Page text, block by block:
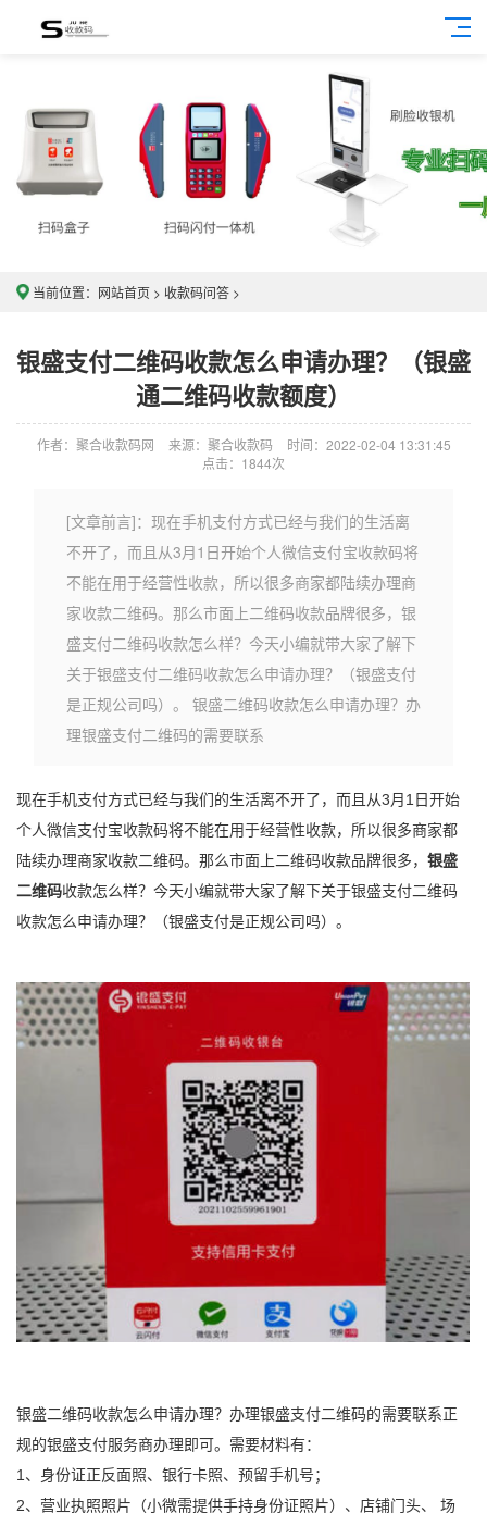
当前位置： 网站首页 > 收款码问答 >
银盛支付二维码收款怎么申请办理？（银盛
通二维码收款额度）
作者：聚合收款码网 来源：聚合收款码
时间：2022-02-04 13:31:45
点击：1844次
[文章前言]：现在手机支付方式已经与我们的生活离
不开了，而且从3月1日开始个人微信支付宝收款码将
不能在用于经营性收款，所以很多商家都陆续办理商
家收款二维码。那么市面上二维码收款品牌很多，银
盛支付二维码收款怎么样？今天小编就带大家了解下
关于银盛支付二维码收款怎么申请办理？（银盛支付
是正规公司吗）。 银盛二维码收款怎么申请办理？办
理银盛支付二维码的需要联系
现在手机支付方式已经与我们的生活离不开了，而且从3月1日开始
个人微信支付宝收款码将不能在用于经营性收款，所以很多商家都
陆续办理商家收款二维码。那么市面上二维码收款品牌很多， 银盛
二维码收款怎么样？今天小编就带大家了解下关于银盛支付二维码
收款怎么申请办理？（银盛支付是正规公司吗）。
银盛二维码收款怎么申请办理？办理银盛支付二维码的需要联系正
规的银盛支付服务商办理即可。需要材料有：
1、身份证正反面照、银行卡照、预留手机号；
2、营业执照照片（小微需提供手持身份证照片）、店铺门头、 场